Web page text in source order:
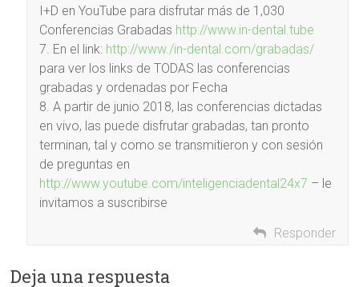
I+D en YouTube para disfrutar más de 1,030
Conferencias Grabadas http://www.in-dental.tube
7. En el link: http://www./in-dental.com/grabadas/
para ver los links de TODAS las conferencias
grabadas y ordenadas por Fecha
8. A partir de junio 2018, las conferencias dictadas
en vivo, las puede disfrutar grabadas, tan pronto
terminan, tal y como se transmitieron y con sesión
de preguntas en
http://www.youtube.com/inteligenciadental24x7 – le
invitamos a suscribirse
Responder
Deja una respuesta